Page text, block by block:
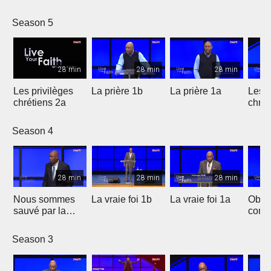
Season 5
28 min
Les privilèges
chrétiens 2a
28 min
La prière 1b
28 min
La prière 1a
Les
Season 4
28 min
Nous sommes
sauvé par la
28 min
La vraie foi 1b
28 min
La vraie foi 1a
Season 3